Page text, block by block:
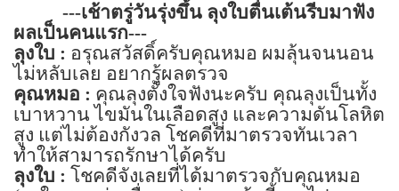
---เช้าตรู่วันรุ่งขึ้น ลุงใบตื่นเต้นรีบมาฟัง
ผลเป็นคนแรก---
ลุงใบ : อรุณสวัสดิ์ครับคุณหมอ ผมลุ้นจนนอน
ไม่หลับเลย อยากรู้ผลตรวจ
คุณหมอ : คุณลุงตั้งใจฟังนะครับ คุณลุงเป็นทั้ง
เบาหวาน ไขมันในเลือดสูง และความดันโลหิต
สูง แต่ไม่ต้องกังวล โชคดีที่มาตรวจทันเวลา
ทำให้สามารถรักษาได้ครับ
ลุงใบ : โชคดีจังเลยที่ได้มาตรวจกับคุณหมอ